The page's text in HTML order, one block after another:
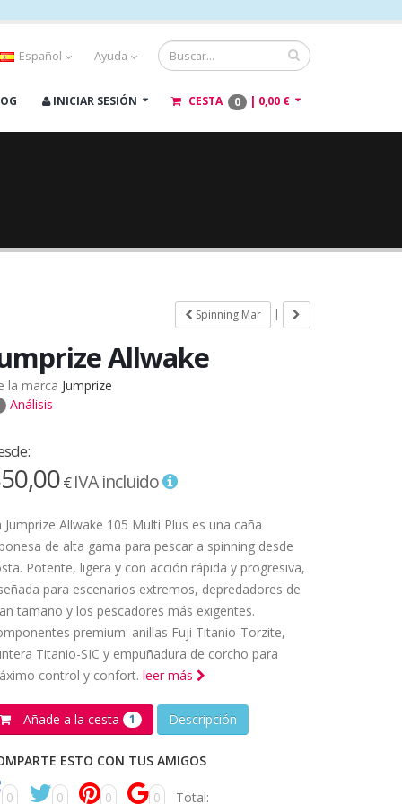
Español Ayuda
INICIAR SESIÓN CESTA 0 | 0,00 €
Spinning Mar |
Allwake
la marca Jumprize
Análisis
€IVA incluido
Jumprize Allwake 105 Multi Plus es una caña
de alta gama para pescar a spinning desde
Potente, ligera y con acción rápida y progresiva,
para escenarios extremos, depredadores de
tamaño y los pescadores más exigentes.
premium: anillas Fuji Titanio-Torzite,
Titanio-SIC y empuñadura de corcho para
control y confort. leer más
Añade a la cesta 1 Descripción
ESTO CON TUS AMIGOS
0 0 0 0 Total: